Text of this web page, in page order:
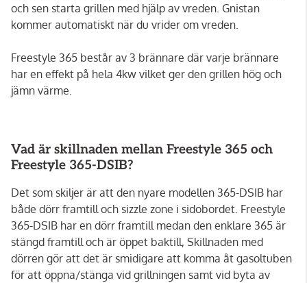
och sen starta grillen med hjälp av vreden. Gnistan
kommer automatiskt när du vrider om vreden.
Freestyle 365 består av 3 brännare där varje brännare
har en effekt på hela 4kw vilket ger den grillen hög och
jämn värme.
Vad är skillnaden mellan Freestyle 365 och
Freestyle 365-DSIB?
Det som skiljer är att den nyare modellen 365-DSIB har
både dörr framtill och sizzle zone i sidobordet. Freestyle
365-DSIB har en dörr framtill medan den enklare 365 är
stängd framtill och är öppet baktill, Skillnaden med
dörren gör att det är smidigare att komma åt gasoltuben
för att öppna/stänga vid grillningen samt vid byta av